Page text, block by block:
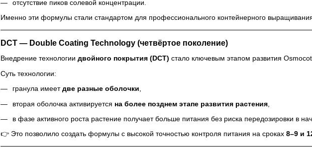
отсутствие пиков солевой концентрации.
Именно эти формулы стали стандартом для профессионального контейнерного
DCT — Double Coating Technology (четвёртое поколение)
Внедрение технологии двойного покрытия (DCT) стало ключевым этапом развития
Суть технологии:
гранула имеетдве разные оболочки
вторая оболочка активируется на более позднем этапе развития растения
в фазе активного роста растение получает больше питания без риска передозировки в
👉 Это позволило создать формулы с высокой точностью контроля питания на сроках 8–9 и